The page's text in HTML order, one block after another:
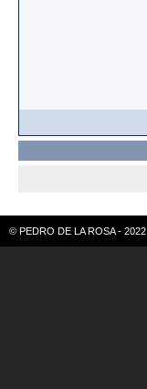
© PEDRO DE LA ROSA - 2022